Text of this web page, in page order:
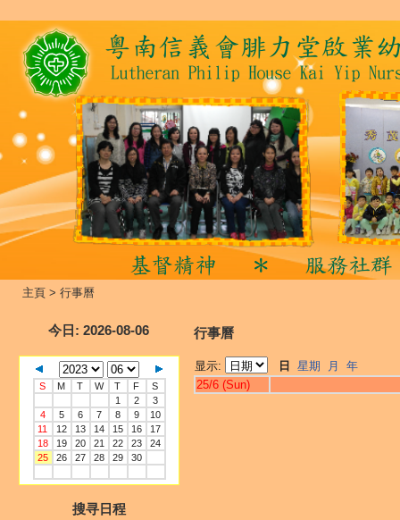
主頁 > 行事曆
今日 : 2026-08-06
S M T W T F
S
1
2
3
4
5 6 7 8 9
10
11
12 13 14 15 16
17
18
19 20 21 22 23
24
25
26 27 28 29 30
搜寻日程
行事曆
显示: 日 星期 月
年
25/6 (Sun)